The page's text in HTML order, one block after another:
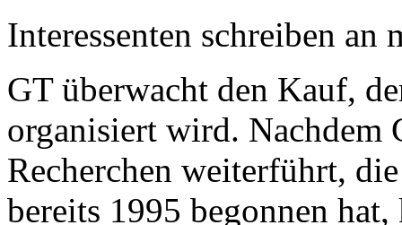
Interessenten schreiben
GT überwacht den Kauf,
organisiert wird. Nachdem
Recherchen weiterführt,
bereits 1995 begonnen